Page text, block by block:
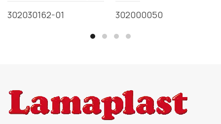
302030162-01 302000050